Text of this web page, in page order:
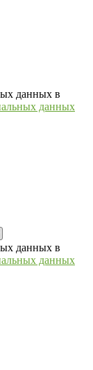
данных в
данных
данных в
данных